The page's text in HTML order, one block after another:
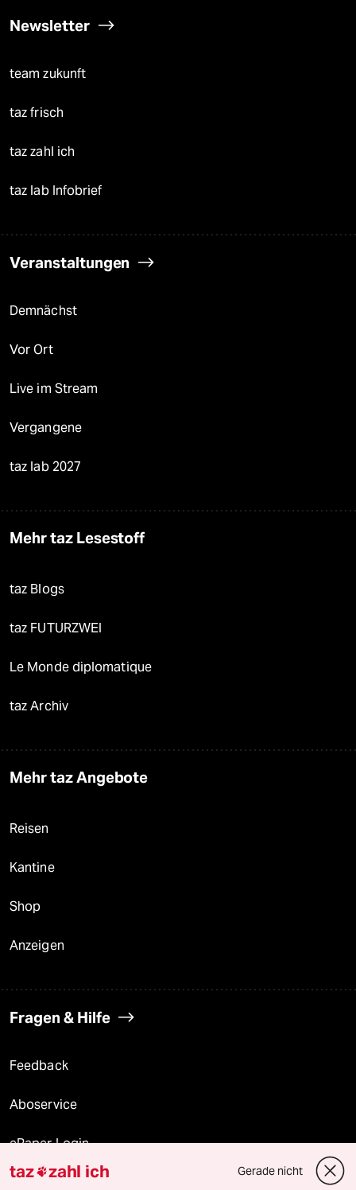
Newsletter
team zukunft
taz frisch
taz zahl ich
taz lab Infobrief
Veranstaltungen
Demnächst
Vor Ort
Live im Stream
Vergangene
taz lab 2027
Mehr taz Lesestoff
taz Blogs
taz FUTURZWEI
Le Monde diplomatique
taz Archiv
Mehr taz Angebote
Reisen
Kantine
Shop
Anzeigen
Fragen & Hilfe
Feedback
Aboservice
ePaper Login
Downloads für Abonnierende
taz zahl ich Gerade nicht